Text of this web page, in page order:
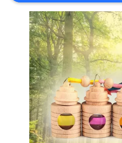
उद्धरण
साइटमैप